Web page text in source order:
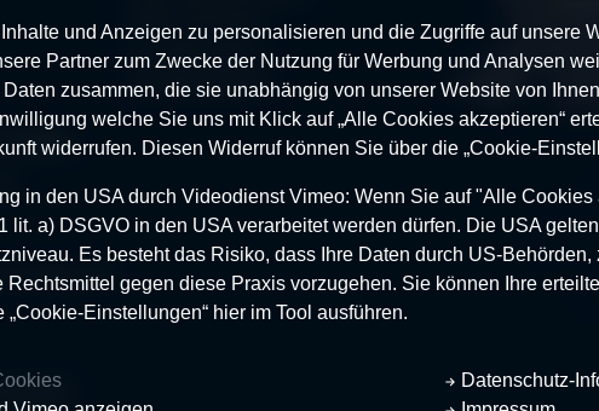
87527 Sonthofen
Tel.08321 804-0
Fax 08321 804-119
ALLGÄU
allgaeu.de
und Anzeigen zu personalisieren und die Zugriffe auf unsere
Partner zum Zwecke der Nutzung für Werbung und Analysen
zusammen, die sie unabhängig von unserer Website von
welche Sie uns mit Klick auf „Alle Cookies akzeptieren“
widerrufen. Diesen Widerruf können Sie über die „Cookie-
in den USA durch Videodienst Vimeo: Wenn Sie auf "Alle
lit. a) DSGVO in den USA verarbeitet werden dürfen. Die USA
Es besteht das Risiko, dass Ihre Daten durch US-
gegen diese Praxis vorzugehen. Sie können Ihre
Einstellungen“ hier im Tool ausführen.
Datenschutz-